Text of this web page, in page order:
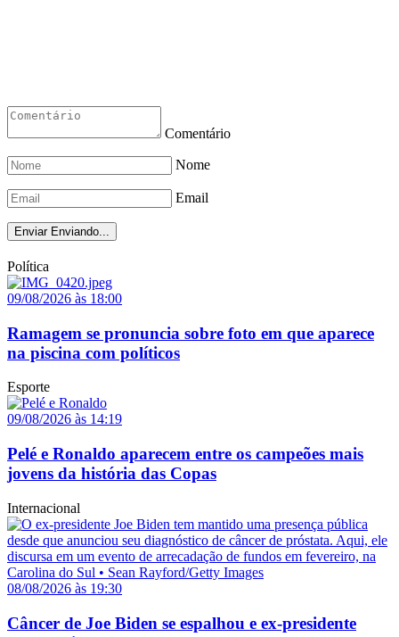
Comentário
Nome
Email
Enviar Enviando...
Política
09/08/2026 às 18:00
Ramagem se pronuncia sobre foto em que aparece
na piscina com políticos
Esporte
09/08/2026 às 14:19
Pelé e Ronaldo aparecem entre os campeões mais
jovens da história das Copas
Internacional
08/08/2026 às 19:30
Câncer de Joe Biden se espalhou e ex-presidente